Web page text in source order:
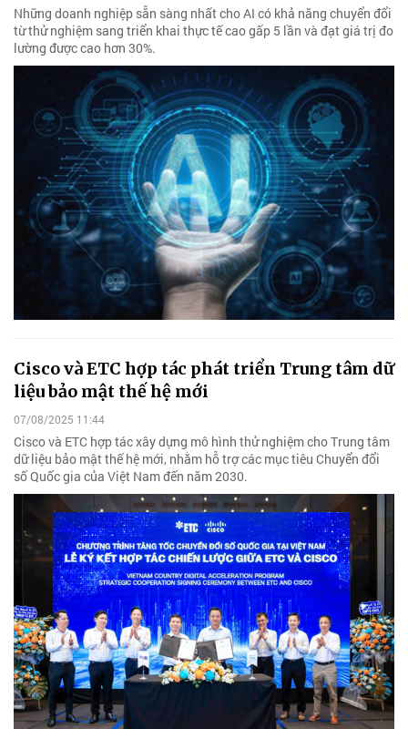
Những doanh nghiệp sẵn sàng nhất cho AI có khả năng chuyển đổi
từ thử nghiệm sang triển khai thực tế cao gấp 5 lần và đạt giá trị đo
lường được cao hơn 30%.
Cisco và ETC hợp tác phát triển Trung tâm dữ
liệu bảo mật thế hệ mới
07/08/2025 11:44
Cisco và ETC hợp tác xây dựng mô hình thử nghiệm cho Trung tâm
dữ liệu bảo mật thế hệ mới, nhằm hỗ trợ các mục tiêu Chuyển đổi
số Quốc gia của Việt Nam đến năm 2030.